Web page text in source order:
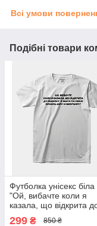
Всі умови
Подібні товари
Футболка унісекс
"Ой, вибачте коли я
казала, що відкрита
299 ₴ 850 ₴